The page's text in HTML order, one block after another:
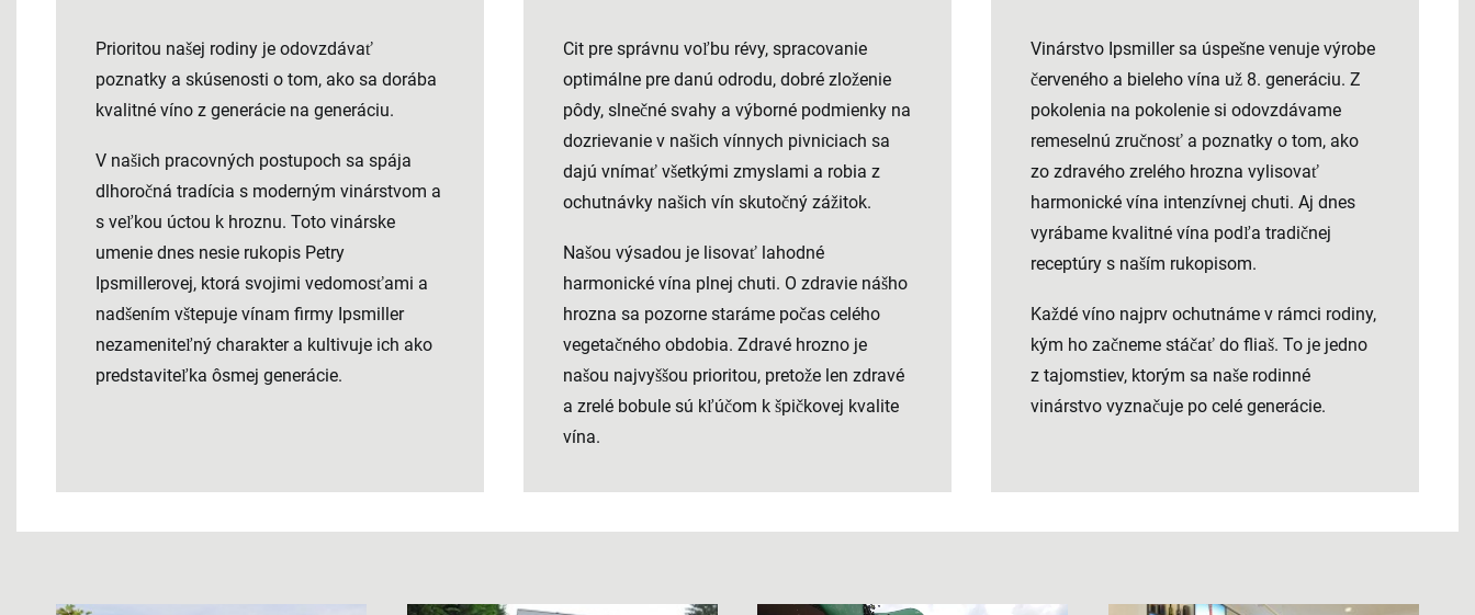
Prioritou našej rodiny je odovzdávať
poznatky a skúsenosti o tom, ako sa dorába
kvalitné víno z generácie na generáciu.
V našich pracovných postupoch sa spája
dlhoročná tradícia s moderným vinárstvom a
s veľkou úctou k hroznu. Toto vinárske
umenie dnes nesie rukopis Petry
Ipsmillerovej, ktorá svojimi vedomosťami a
nadšením vštepuje vínam firmy Ipsmiller
nezameniteľný charakter a kultivuje ich ako
predstaviteľka ôsmej generácie.
Cit pre správnu voľbu révy, spracovanie
optimálne pre danú odrodu, dobré zloženie
pôdy, slnečné svahy a výborné podmienky na
dozrievanie v našich vínnych pivniciach sa
dajú vnímať všetkými zmyslami a robia z
ochutnávky našich vín skutočný zážitok.
Našou výsadou je lisovať lahodné
harmonické vína plnej chuti. O zdravie nášho
hrozna sa pozorne staráme počas celého
vegetačného obdobia. Zdravé hrozno je
našou najvyššou prioritou, pretože len zdravé
a zrelé bobule sú kľúčom k špičkovej kvalite
vína.
Vinárstvo Ipsmiller sa úspešne venuje výrobe
červeného a bieleho vína už 8. generáciu. Z
pokolenia na pokolenie si odovzdávame
remeselnú zručnosť a poznatky o tom, ako
zo zdravého zrelého hrozna vylisovať
harmonické vína intenzívnej chuti. Aj dnes
vyrábame kvalitné vína podľa tradičnej
receptúry s naším rukopisom.
Každé víno najprv ochutnáme v rámci rodiny,
kým ho začneme stáčať do fliaš. To je jedno
z tajomstiev, ktorým sa naše rodinné
vinárstvo vyznačuje po celé generácie.